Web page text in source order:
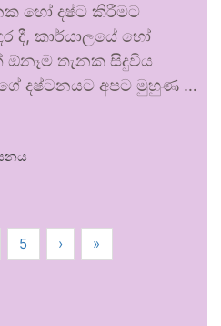
හෝ දෂ්ට කිරීමට
දී, කාර්යාලයේ හෝ
තැනක සිදුවිය
දෂ්ටනයට අපට මුහුණ …
5 › »